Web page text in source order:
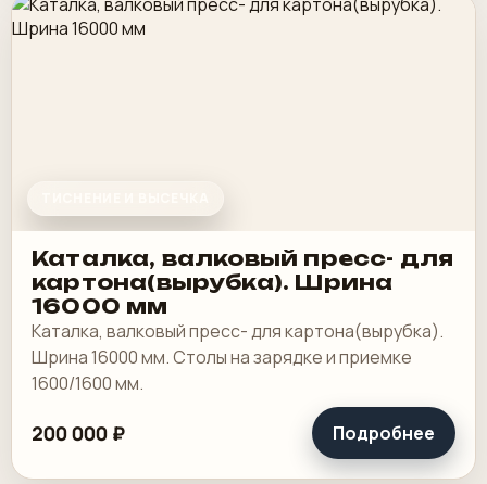
Каталка, валковый пресс- для
картона(вырубка). Шрина
16000 мм
Каталка, валковый пресс- для картона(вырубка).
Шрина 16000 мм. Столы на зарядке и приемке
1600/1600 мм.
200 000 ₽ Подробнее